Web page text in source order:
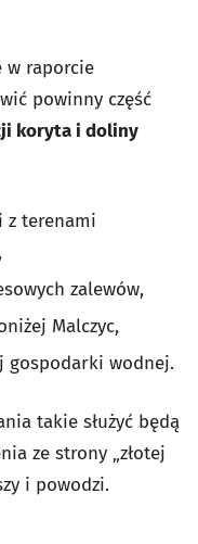
w raporcie
powinny część
koryta i doliny
z terenami
zalewów,
Malczyc,
gospodarki wodnej.
takie służyć będą
ze strony „złotej
i powodzi.